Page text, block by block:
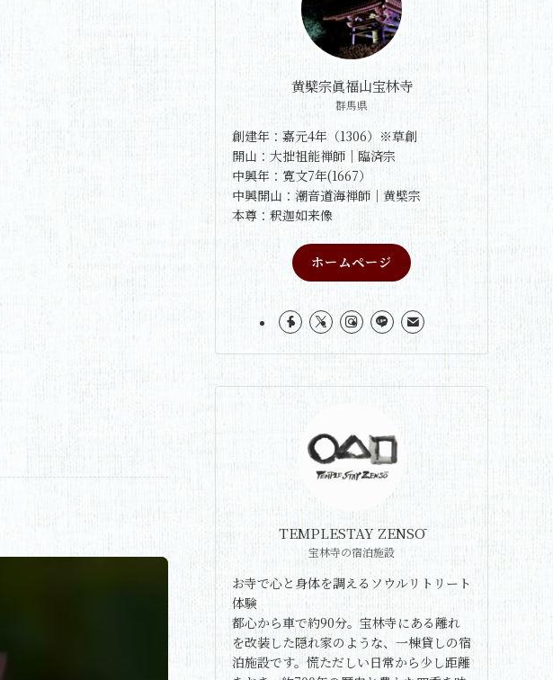
黄檗宗眞福山宝林寺
群馬県
創建年：嘉元4年（1306）※草創
開山：大拙祖能禅師｜臨済宗
中興年：寛文7年(1667）
中興開山：潮音道海禅師｜黄檗宗
本尊：釈迦如来像
ホームページ
TEMPLESTAY ZENSŌ
宝林寺の宿泊施設
お寺で心と身体を調えるソウルリトリート
体験
都心から車で約90分。宝林寺にある離れ
を改装した隠れ家のような、一棟貸しの宿
泊施設です。慌ただしい日常から少し距離